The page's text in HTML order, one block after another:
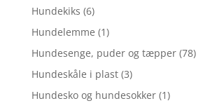
Hundekiks (6)
Hundelemme (1)
Hundesenge, puder og tæpper (78)
Hundeskåle i plast (3)
Hundesko og hundesokker (1)